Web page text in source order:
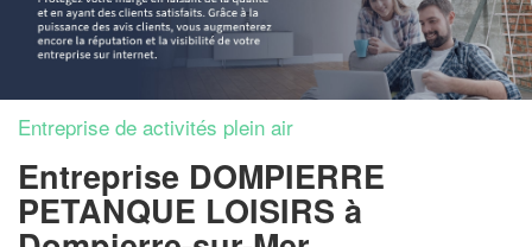
Entreprise de activités plein air
Entreprise DOMPIERRE
PETANQUE LOISIRS à